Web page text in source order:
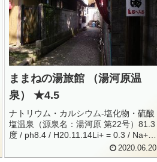
ままねの湯旅館 （湯河原温
泉） ★4.5
ナトリウム・カルシウム-塩化物・硫酸
塩温泉（源泉名：湯河原 第22号）81.3
度 / ph8.4 / H20.11.14Li+ = 0.3 / Na+ =
399 / K+ = 34.7 / Mg+ = 0.3Ca+ = 144 /
Sr+...
2020.06.20